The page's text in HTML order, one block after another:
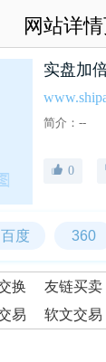
网站详
实盘加
简介：--
0
百度 360
换 友链买卖
易 软文交易